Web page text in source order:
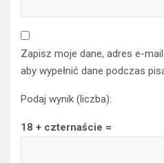
Zapisz moje dane, adres e-
aby wypełnić dane podczas
Podaj wynik (liczba):
18 + czternaście =